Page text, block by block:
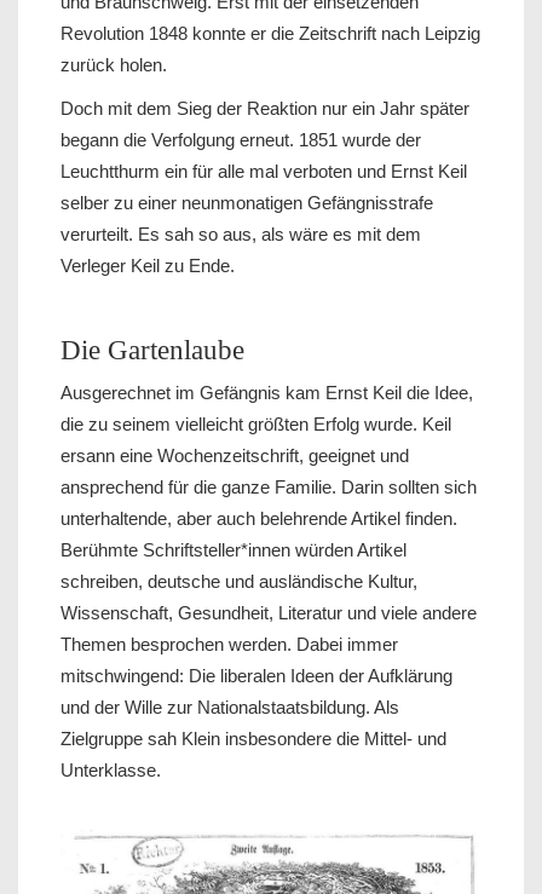
Revolution 1848 konnte er die Zeitschrift nach Leipzig
zurück holen.
Doch mit dem Sieg der Reaktion nur ein Jahr später
begann die Verfolgung erneut. 1851 wurde der
Leuchtthurm ein für alle mal verboten und Ernst Keil
selber zu einer neunmonatigen Gefängnisstrafe
verurteilt. Es sah so aus, als wäre es mit dem
Verleger Keil zu Ende.
Die Gartenlaube
Ausgerechnet im Gefängnis kam Ernst Keil die Idee,
die zu seinem vielleicht größten Erfolg wurde. Keil
ersann eine Wochenzeitschrift, geeignet und
ansprechend für die ganze Familie. Darin sollten sich
unterhaltende, aber auch belehrende Artikel finden.
Berühmte Schriftsteller*innen würden Artikel
schreiben, deutsche und ausländische Kultur,
Wissenschaft, Gesundheit, Literatur und viele andere
Themen besprochen werden. Dabei immer
mitschwingend: Die liberalen Ideen der Aufklärung
und der Wille zur Nationalstaatsbildung. Als
Zielgruppe sah Klein insbesondere die Mittel- und
Unterklasse.